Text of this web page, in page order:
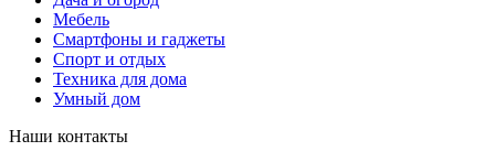
Мебель
Смартфоны и гаджеты
Спорт и отдых
Техника для дома
Умный дом
Наши контакты